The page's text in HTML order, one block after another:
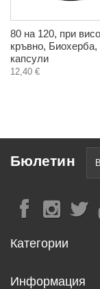
80 на 120, при
кръвно, Биохерба,
капсули
12,40 €
Бюлетин
Категории
Информация